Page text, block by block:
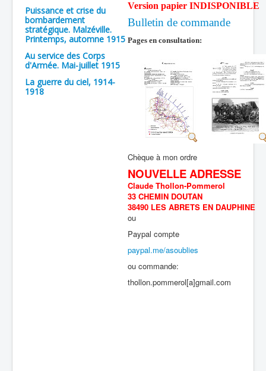
Puissance et crise du
bombardement
stratégique. Malzéville.
Printemps, automne 1915
Au service des Corps
d'Armée. Mai-juillet 1915
La guerre du ciel, 1914-
1918
Version papier INDISPONIBLE
Bulletin de commande
Pages en consultation:
Chèque à mon ordre
NOUVELLE ADRESSE
Claude Thollon-Pommerol
33 CHEMIN DOUTAN
38490 LES ABRETS EN DAUPHINE
ou
Paypal compte
paypal.me/asoublies
ou commande:
thollon.pommerol[a]gmail.com